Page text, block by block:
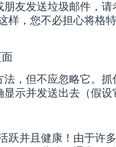
友发送垃圾邮件，
样，您不必担心将格
法，但不应忽略它。
示并发送出去（假
跃并且健康！由于许